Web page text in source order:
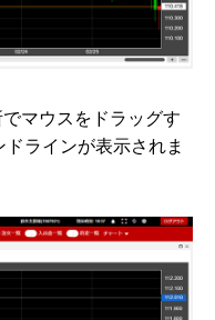
マウスをドラッグす
ラインが表示されま